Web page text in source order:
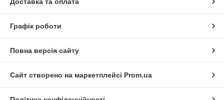
Графік роботи
Повна версія сайту
Сайт створено на маркетплейсі Prom.ua